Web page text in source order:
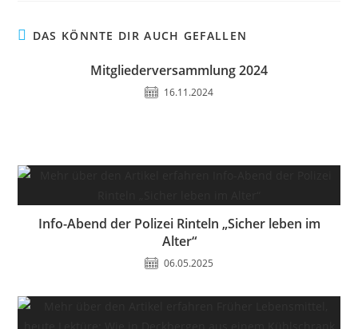
DAS KÖNNTE DIR AUCH GEFALLEN
Mitgliederversammlung 2024
16.11.2024
Info-Abend der Polizei Rinteln „Sicher leben im
Alter“
06.05.2025